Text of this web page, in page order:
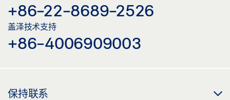
+86-22-8689-2526
盖泽技术支持
+86-4006909003
保持联系